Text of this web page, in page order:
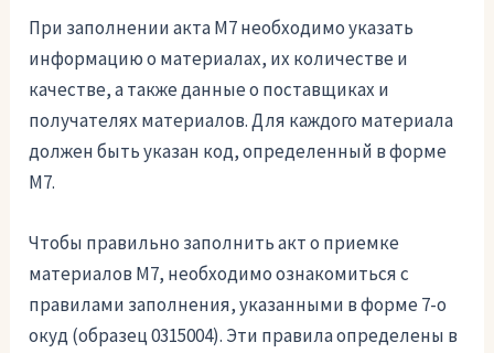
При заполнении акта М7 необходимо указать
информацию о материалах, их количестве и
качестве, а также данные о поставщиках и
получателях материалов. Для каждого материала
должен быть указан код, определенный в форме
М7.
Чтобы правильно заполнить акт о приемке
материалов М7, необходимо ознакомиться с
правилами заполнения, указанными в форме 7-о
окуд (образец 0315004). Эти правила определены в